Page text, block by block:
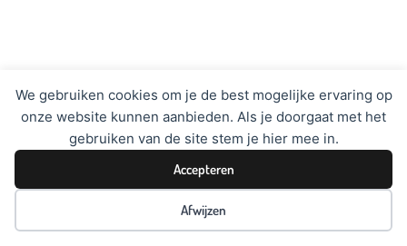
We gebruiken cookies om je de best mogelijke ervaring op
onze website kunnen aanbieden. Als je doorgaat met het
gebruiken van de site stem je hier mee in.
Accepteren
Afwijzen